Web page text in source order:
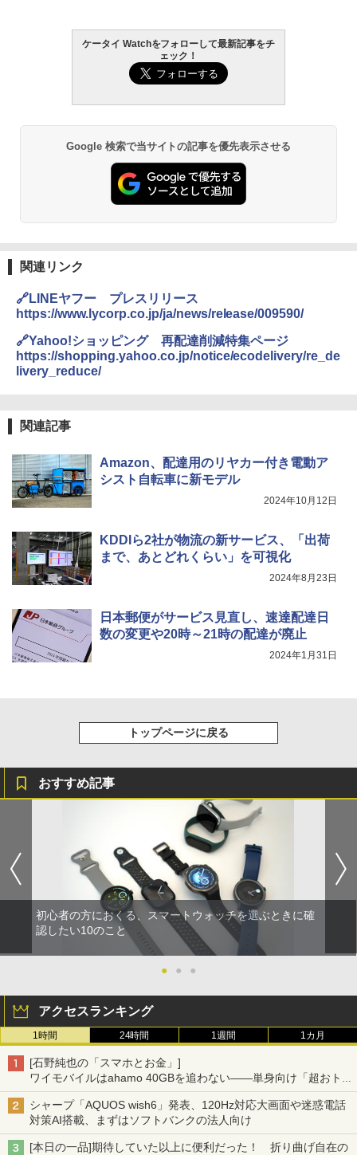
ケータイ Watchをフォローして最新記事をチ
ェック！
Google 検索で当サイトの記事を優先表示させる
関連リンク
🔗LINEヤフー プレスリリース
https://www.lycorp.co.jp/ja/news/release/009590/
🔗Yahoo!ショッピング 再配達削減特集ページ
https://shopping.yahoo.co.jp/notice/ecodelivery/re_de
livery_reduce/
関連記事
Amazon、配達用のリヤカー付き電動ア
シスト自転車に新モデル
2024年10月12日
KDDIら2社が物流の新サービス、「出荷
まで、あとどれくらい」を可視化
2024年8月23日
日本郵便がサービス見直し、速達配達日
数の変更や20時～21時の配達が廃止
2024年1月31日
トップページに戻る
おすすめ記事
初心者の方におくる、スマートウォッチを選ぶときに確
認したい10のこと
● ● ●
アクセスランキング
1時間 24時間 1週間 1カ月
[石野純也の「スマホとお金」]
ワイモバイルはahamo 40GBを追わない――単身向け「超おトク
割」の安さと1年限定の注意点
シャープ「AQUOS wish6」発表、120Hz対応大画面や迷惑電話
対策AI搭載、まずはソフトバンクの法人向け
[本日の一品]期待していた以上に便利だった！ 折り曲げ自在の